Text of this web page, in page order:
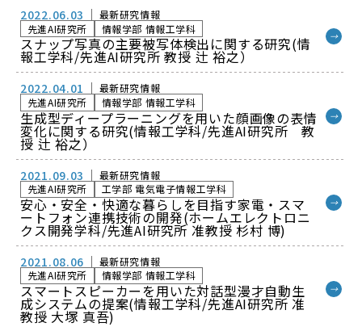
2022.06.03
最新研究情報
先進AI研究所
情報学部 情報工学科
スナップ写真の主要被写体検出に関する研究(情
報工学科/先進AI研究所 教授 辻 裕之）
→
2022.04.01
最新研究情報
先進AI研究所
情報学部 情報工学科
生成型ディープラーニングを用いた顔画像の表情
変化に関する研究(情報工学科/先進AI研究所 教
授 辻 裕之）
→
2021.09.03
最新研究情報
先進AI研究所
工学部 電気電子情報工学科
安心・安全・快適な暮らしを目指す家電・スマ
ートフォン連携技術の開発(ホームエレクトロニ
クス開発学科/先進AI研究所 准教授 杉村 博)
→
2021.08.06
最新研究情報
先進AI研究所
情報学部 情報工学科
スマートスピーカーを用いた対話型漫才自動生
成システムの提案(情報工学科/先進AI研究所 准
教授 大塚 真吾)
→